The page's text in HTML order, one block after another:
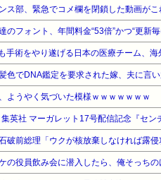
ス部、緊急でコメ欄を閉鎖した動画がこ
のフォント、年間料金“53倍”かつ“更新
手術をやり遂げる日本の医療チーム、
色でDNA鑑定を要求された嫁、夫に言
ようやく気づいた模様ｗｗｗｗｗｗｗ
集英社 マーガレット17号配信記念『セ